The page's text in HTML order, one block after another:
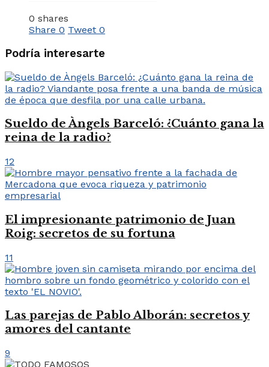
0 shares
Share 0 Tweet 0
Podría interesarte
Sueldo de Àngels Barceló: ¿Cuánto gana la
reina de la radio?
12
El impresionante patrimonio de Juan
Roig: secretos de su fortuna
11
Las parejas de Pablo Alborán: secretos y
amores del cantante
9